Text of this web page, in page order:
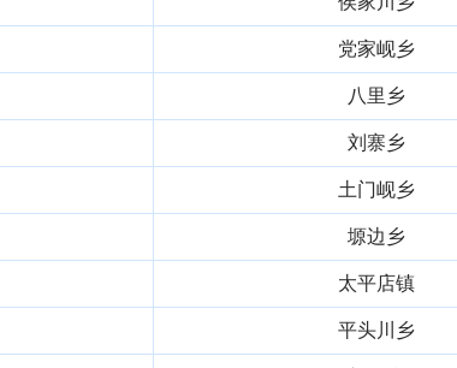
党家岘乡
八里乡
刘寨乡
土门岘乡
塬边乡
太平店镇
平头川乡